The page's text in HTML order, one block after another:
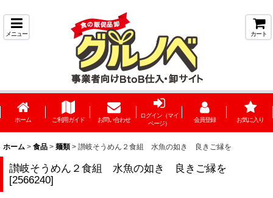
メニュー カート
ホーム ご利用ガイド お問い合わせ
ログイン（マイ
ページ）
会員登録 お気に入り
ホーム > 食品 > 麺類 > 讃岐そうめん２食組 水魚の如き 良きご縁を
讃岐そうめん２食組 水魚の如き 良きご縁を
[2566240]